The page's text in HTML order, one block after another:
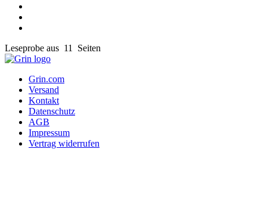
Leseprobe aus 11 Seiten
Grin.com
Versand
Kontakt
Datenschutz
AGB
Impressum
Vertrag widerrufen